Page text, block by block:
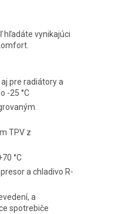
hľadáte vynikajúci
pre radiátory a
-25 °C
TPV z
°C
a chladivo R-
a
spotrebiče